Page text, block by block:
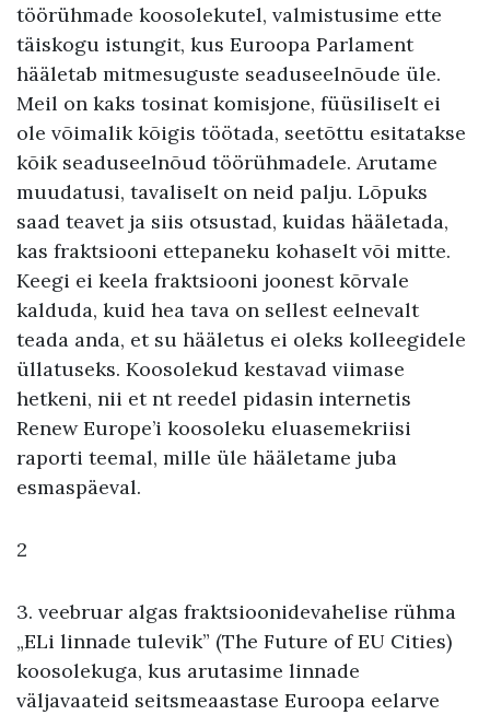
töörühmade koosolekutel, valmistusime ette
täiskogu istungit, kus Euroopa Parlament
hääletab mitmesuguste seaduseelnõude üle.
Meil on kaks tosinat komisjone, füüsiliselt ei
ole võimalik kõigis töötada, seetõttu esitatakse
kõik seaduseelnõud töörühmadele. Arutame
muudatusi, tavaliselt on neid palju. Lõpuks
saad teavet ja siis otsustad, kuidas hääletada,
kas fraktsiooni ettepaneku kohaselt või mitte.
Keegi ei keela fraktsiooni joonest kõrvale
kalduda, kuid hea tava on sellest eelnevalt
teada anda, et su hääletus ei oleks kolleegidele
üllatuseks. Koosolekud kestavad viimase
hetkeni, nii et nt reedel pidasin internetis
Renew Europe’i koosoleku eluasemekriisi
raporti teemal, mille üle hääletame juba
esmaspäeval.
2
3. veebruar algas fraktsioonidevahelise rühma
„ELi linnade tulevik” (The Future of EU Cities)
koosolekuga, kus arutasime linnade
väljavaateid seitsmeaastase Euroopa eelarve